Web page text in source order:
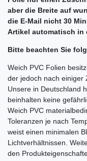
aber die Breite auf
die E-Mail nicht 30
Artikel automatisch in
Bitte beachten Sie
Weich PVC Folien
der jedoch nach einiger
Unsere in Deutschland
beinhalten keine
Weich PVC
Toleranzen je nach
weist einen minimalen
Lichtverhältnissen.
den